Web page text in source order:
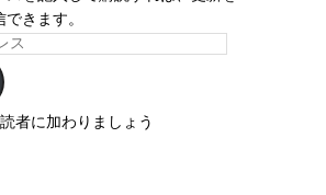
きます。
者に加わりましょう